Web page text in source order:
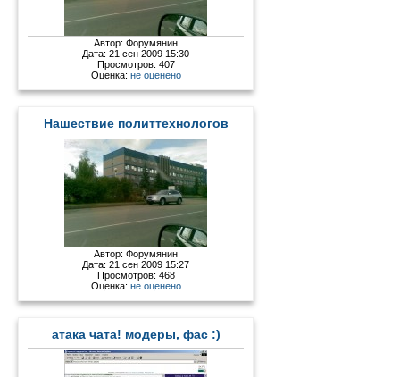
Автор:Форумянин
Дата: 21 сен 2009 15:30
Просмотров: 407
Оценка: не оценено
Нашествие политтехнологов
Автор:Форумянин
Дата: 21 сен 2009 15:27
Просмотров: 468
Оценка: не оценено
атака чата! модеры, фас :)